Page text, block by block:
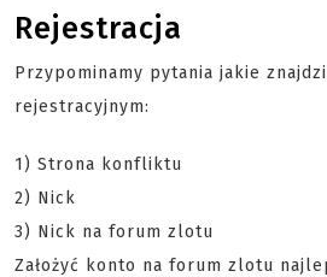
Rejestracja
Przypominamy pytania jakie
rejestracyjnym:
1) Strona konfliktu
2) Nick
3) Nick na forum zlotu
Założyć konto na forum zlotu